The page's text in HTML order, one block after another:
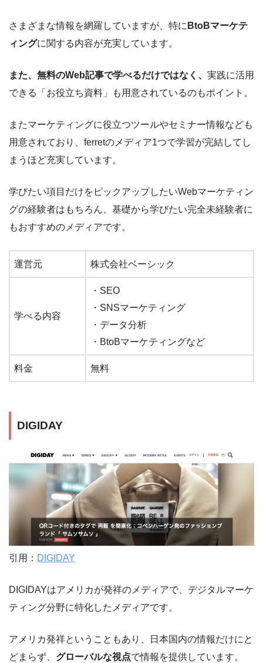
さまざまな情報を網羅していますが、特に BtoBマーケテ
ィングに関する内容が充実しています。
また、無料のWeb記事で学べるだけではなく、 実践に活用
できる「お役立ち資料」も用意されているのもポイント。
またマーケティングに役立つツールやセミナー情報なども
用意されており、ferretのメディア1つで学習が完結してし
まうほど充実しています。
学びたい項目だけをピックアップしたいWebマーケティン
グの経験者はもちろん、基礎から学びたい完全未経験者に
もおすすめのメディアです。
運営元 株式会社ベーシック
学べる内容
・SEO
・SNSマーケティング
・データ分析
・BtoBマーケティングなど
料金 無料
DIGIDAY
引用： DIGIDAY
DIGIDAYはアメリカが発祥のメディアで、デジタルマーケ
ティング分野に特化したメディアです。
アメリカ発祥ということもあり、日本国内の情報だけにと
どまらず、 グローバルな視点で情報を提供しています。